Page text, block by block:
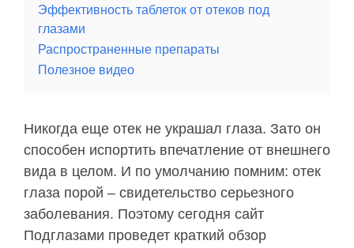
Эффективность таблеток от отеков под
глазами
Распространенные препараты
Полезное видео
Никогда еще отек не украшал глаза. Зато он
способен испортить впечатление от внешнего
вида в целом. И по умолчанию помним: отек
глаза порой – свидетельство серьезного
заболевания. Поэтому сегодня сайт
Подглазами проведет краткий обзор